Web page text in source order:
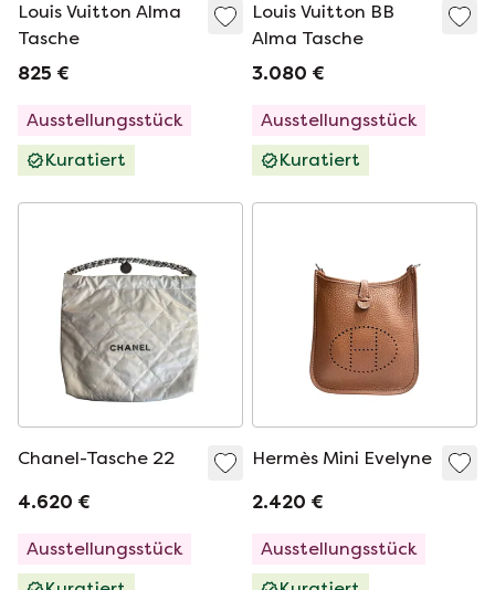
Louis Vuitton Alma
Tasche
825 €
Ausstellungsstück
Kuratiert
Louis Vuitton BB
Alma Tasche
3.080 €
Ausstellungsstück
Kuratiert
Chanel-Tasche 22
4.620 €
Ausstellungsstück
Hermès Mini Evelyne
2.420 €
Ausstellungsstück